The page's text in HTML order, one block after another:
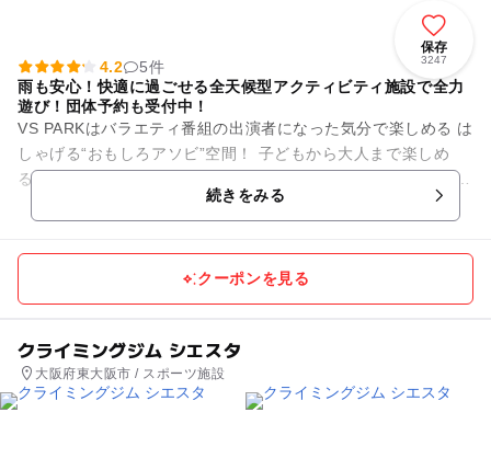
保存
3247
4.2
5件
雨も安心！快適に過ごせる全天候型アクティビティ施設で全力
遊び！団体予約も受付中！
VS PARKはバラエティ番組の出演者になった気分で楽しめる は
しゃげる“おもしろアソビ”空間！ 子どもから大人まで楽しめ
る、遊んでいる人も、見ている人も一緒に盛り上がれる“はっち
続きをみる
クーポンを見る
クライミングジム シエスタ
大阪府東大阪市 / スポーツ施設